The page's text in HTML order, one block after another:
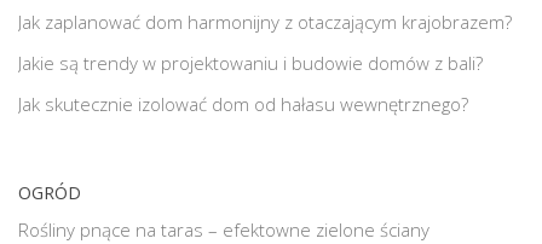
Jak zaplanować dom harmonijny z otaczającym krajobrazem?
Jakie są trendy w projektowaniu i budowie domów z bali?
Jak skutecznie izolować dom od hałasu wewnętrznego?
OGRÓD
Rośliny pnące na taras – efektowne zielone ściany